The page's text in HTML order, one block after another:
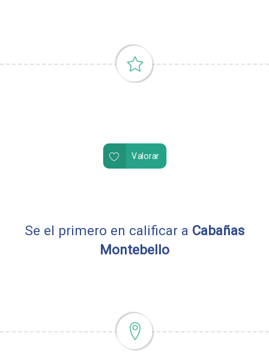
Valorar
Se el primero en calificar a Cabañas
Montebello